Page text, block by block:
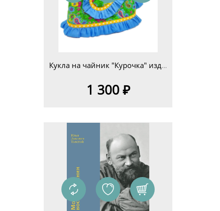
Кукла на чайник "Курочка" изд.4
1 300 ₽